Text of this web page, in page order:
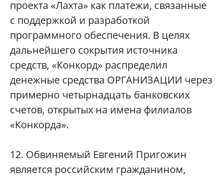
проекта «Лахта» как платежи, связанные
с поддержкой и разработкой
программного обеспечения. В целях
дальнейшего сокрытия источника
средств, «Конкорд» распределил
денежные средства ОРГАНИЗАЦИИ через
примерно четырнадцать банковских
счетов, открытых на имена филиалов
«Конкорда».
12. Обвиняемый Евгений Пригожин
является российским гражданином,